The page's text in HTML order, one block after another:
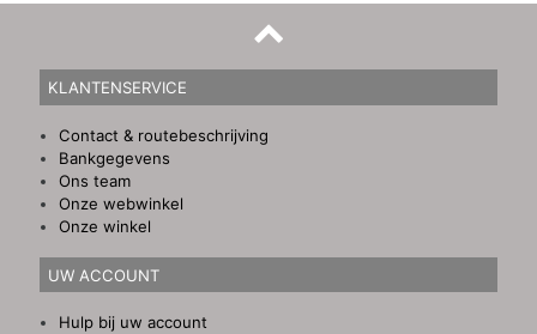
KLANTENSERVICE
Contact & routebeschrijving
Bankgegevens
Ons team
Onze webwinkel
Onze winkel
UW ACCOUNT
Hulp bij uw account